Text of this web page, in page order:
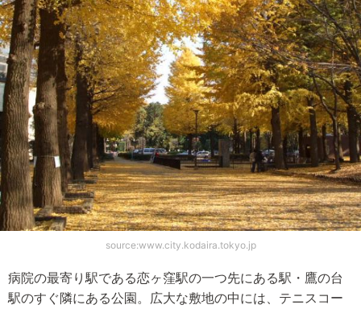
source:www.city.kodaira.tokyo.jp
病院の最寄り駅である恋ヶ窪駅の一つ先にある駅・鷹の台
駅のすぐ隣にある公園。広大な敷地の中には、テニスコー